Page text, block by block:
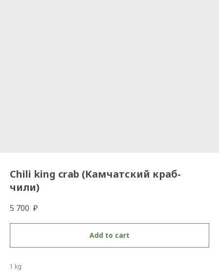
Chili king crab (Камчатский краб-
чили)
5 700 ₽
Add to cart
1 kg